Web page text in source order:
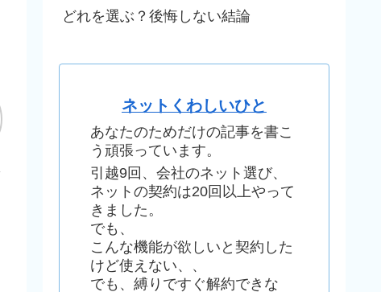
どれを選ぶ？後悔しない結論
ネットくわしいひと
あなたのためだけの記事を書こ
う頑張っています。
引越9回、会社のネット選び、
ネットの契約は20回以上やって
きました。
でも、
こんな機能が欲しいと契約した
けど使えない、、
でも、縛りですぐ解約できな